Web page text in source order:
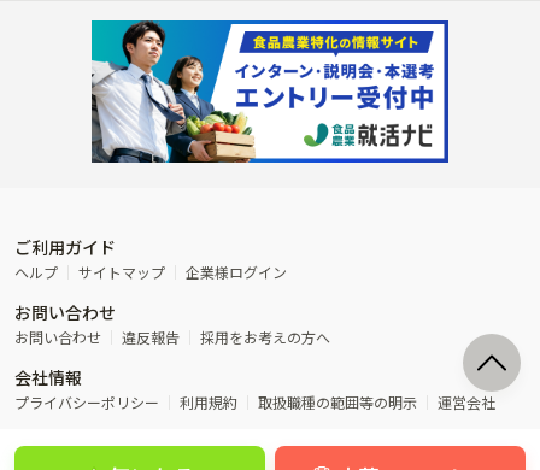
レースで活躍する馬の手入れや子馬
その他畜産
その他動物の畜産業（羊、ウズラな
ど）
ビニールハウスで観賞用植物の栽
植物工場
環境制御された工場で野菜の生産管
理
農業用の機械・機材の開発・販
流通･商社
農産物・農産品の物流・卸し・輸出
入
製造･加工･販売 福祉
その他農業関連企業
ネス
木材の植林・伐採・加工、または
漁業･養殖
魚介類の採捕・養殖、または水産加
工場
研究･開発 WEB･IT
その他職種
AT免許OK
内定まで最短1週間 管理者･幹部採用
年間休日100日以上
経験者優遇 独立支援可能
寮･社宅相談可
転職おまかせ求人
ご利用ガイド
ヘルプ サイトマップ 企業様ログイン
お問い合わせ
お問い合わせ 違反報告 採用をお考えの方へ
会社情報
プライバシーポリシー 利用規約 取扱職種の範囲等の明示 運営会社